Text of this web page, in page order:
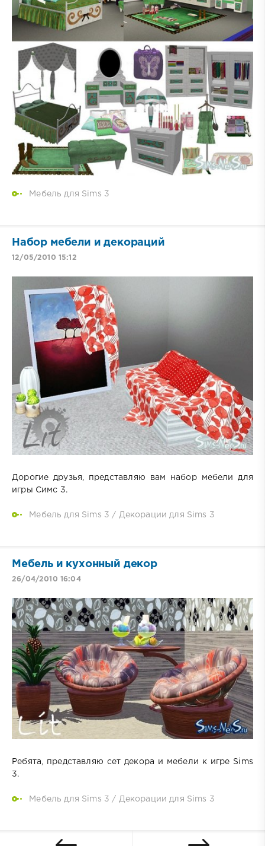
Мебель для Sims 3
Набор мебели и декораций
12/05/2010 15:12
Дорогие друзья, представляю вам набор мебели для
игры Симс 3.
Мебель для Sims 3 / Декорации для Sims 3
Мебель и кухонный декор
26/04/2010 16:04
Ребята, представляю сет декора и мебели к игре Sims
3.
Мебель для Sims 3 / Декорации для Sims 3